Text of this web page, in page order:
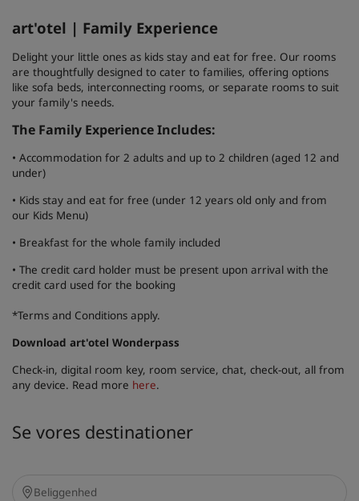
art'otel | Family Experience
Delight your little ones as kids stay and eat for free. Our rooms
are thoughtfully designed to cater to families, offering options
like sofa beds, interconnecting rooms, or separate rooms to suit
your family's needs.
The Family Experience Includes:
• Accommodation for 2 adults and up to 2 children (aged 12 and
under)
• Kids stay and eat for free (under 12 years old only and from
our Kids Menu)
• Breakfast for the whole family included
• The credit card holder must be present upon arrival with the
credit card used for the booking
*Terms and Conditions apply.
Download art'otel Wonderpass
Check-in, digital room key, room service, chat, check-out, all from
any device. Read more here.
Se vores destinationer